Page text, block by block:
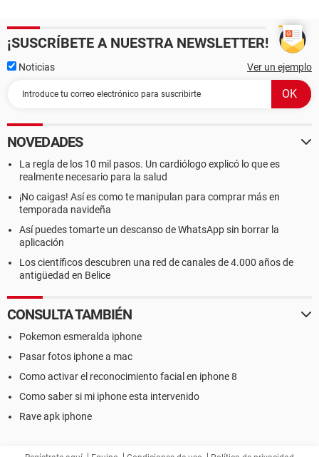
¡SUSCRÍBETE A NUESTRA NEWSLETTER!
Noticias Ver un ejemplo
NOVEDADES
La regla de los 10 mil pasos. Un cardiólogo explicó lo que es
realmente necesario para la salud
¡No caigas! Así es como te manipulan para comprar más en
temporada navideña
Así puedes tomarte un descanso de WhatsApp sin borrar la
aplicación
Los científicos descubren una red de canales de 4.000 años de
antigüedad en Belice
CONSULTA TAMBIÉN
Pokemon esmeralda iphone
Pasar fotos iphone a mac
Como activar el reconocimiento facial en iphone 8
Como saber si mi iphone esta intervenido
Rave apk iphone